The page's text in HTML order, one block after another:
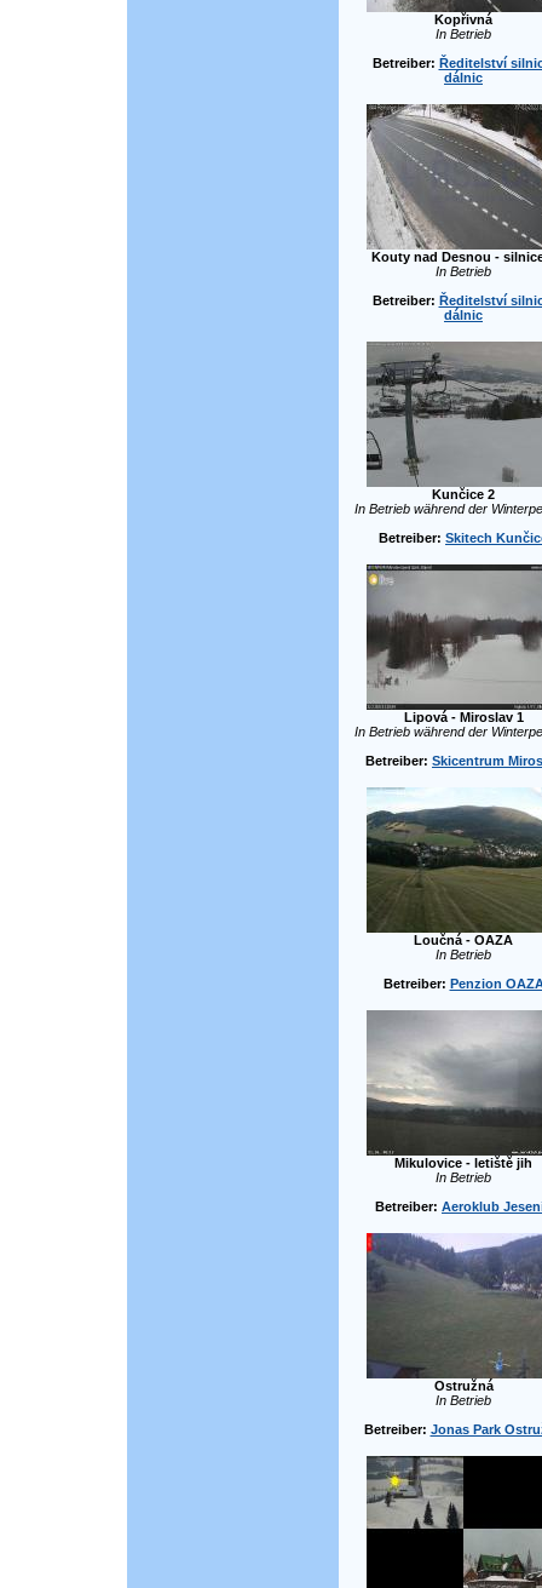
Kopřivná
In Betrieb
Betreiber: Ředitelství
dálnic
Kouty nad Desnou -
In Betrieb
Betreiber: Ředitelství
dálnic
Kunčice 2
In Betrieb während der
Betreiber: Skitech
Lipová - Miroslav 1
In Betrieb während der
Betreiber: Skicentrum
Loučná - OAZA
In Betrieb
Betreiber: Penzion
Mikulovice - letiště jih
In Betrieb
Betreiber: Aeroklub
Ostružná
In Betrieb
Betreiber: Jonas Park